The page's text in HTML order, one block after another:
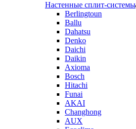
Настенные сплит-системы
Berlingtoun
Ballu
Dahatsu
Denko
Daichi
Daikin
Axioma
Bosch
Hitachi
Funai
AKAI
Changhong
AUX